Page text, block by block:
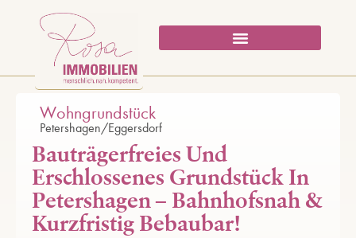
Petershagen/Eggersdorf
Wohngrundstück
Bauträgerfreies Und
Erschlossenes Grundstück In
Petershagen – Bahnhofsnah &
Kurzfristig Bebaubar!